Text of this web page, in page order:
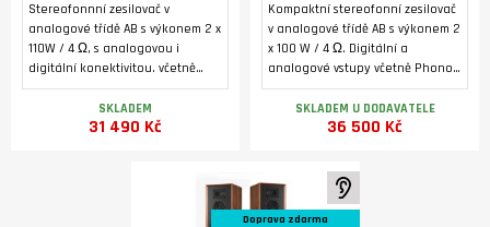
Stereofonnní zesilovač v
analogové třídě AB s výkonem 2 x
110W / 4 Ω, s analogovou i
digitální konektivitou. včetně
Phono MM, HDMI ARC a USB B pro
počítač. 32-bitový D/A převodník
ES9038Q2M, MQA dekodér,
SKLADEM
31 490 Kč
Kompaktní stereofonní zesilovač
v analogové třídě AB s výkonem 2
x 100 W / 4 Ω. Digitální a
analogové vstupy včetně Phono
MM a HDMI ARC. Bluetooth 5.1.
Podsvícený alfanumerický LCD
displej, toroidní transformátor,
koncový zesilovač.
SKLADEM U DODAVATELE
36 500 Kč
Doprava zdarma